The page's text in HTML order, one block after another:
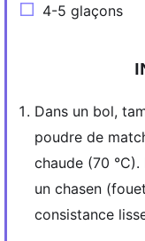
4-5 glaçons
Dans un bol,
poudre de
chaude (70
un chasen
consistance